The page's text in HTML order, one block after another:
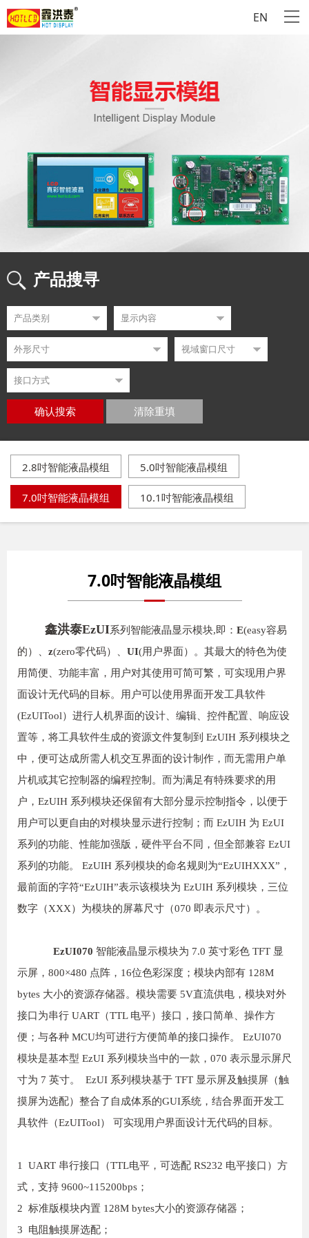
EN
产品搜寻
确认搜索 清除重填
2.8吋智能液晶模组 5.0吋智能液晶模组
7.0吋智能液晶模组 10.1吋智能液晶模组
7.0吋智能液晶模组
鑫洪泰EzUI系列智能液晶显示模块,即： E(easy容易
的）、 z(zero零代码）、 UI(用户界面）。其最大的特色为使
用简便、功能丰富，用户对其使用可简可繁，可实现用户界
面设计无代码的目标。用户可以使用界面开发工具软件
(EzUITool）进行人机界面的设计、编辑、控件配置、响应设
置等，将工具软件生成的资源文件复制到 EzUIH 系列模块之
中，便可达成所需人机交互界面的设计制作，而无需用户单
片机或其它控制器的编程控制。而为满足有特殊要求的用
户，EzUIH 系列模块还保留有大部分显示控制指令，以便于
用户可以更自由的对模块显示进行控制；而 EzUIH 为 EzUI
系列的功能、性能加强版，硬件平台不同，但全部兼容 EzUI
系列的功能。 EzUIH 系列模块的命名规则为“EzUIHXXX”，
最前面的字符“EzUIH”表示该模块为 EzUIH 系列模块，三位
数字（XXX）为模块的屏幕尺寸（070 即表示尺寸）。
EzUI070 智能液晶显示模块为 7.0 英寸彩色 TFT 显
示屏，800×480 点阵，16位色彩深度；模块内部有 128M
bytes 大小的资源存储器。模块需要 5V直流供电，模块对外
接口为串行 UART（TTL 电平）接口，接口简单、操作方
便；与各种 MCU均可进行方便简单的接口操作。 EzUI070
模块是基本型 EzUI 系列模块当中的一款，070 表示显示屏尺
寸为 7 英寸。 EzUI 系列模块基于 TFT 显示屏及触摸屏（触
摸屏为选配）整合了自成体系的GUI系统，结合界面开发工
具软件（EzUITool） 可实现用户界面设计无代码的目标。
1 UART 串行接口（TTL电平，可选配 RS232 电平接口）方
式，支持 9600~115200bps；
2 标准版模块内置 128M bytes大小的资源存储器；
3 电阻触摸屏选配；